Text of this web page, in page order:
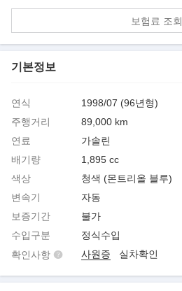
보험료 조회
기본정보
연식
1998/07 (96년형)
주행거리
89,000 km
연료
가솔린
배기량
1,895 cc
색상
청색 (몬트리올 블루)
변속기
자동
보증기간
불가
수입구분
정식수입
확인사항
사원증 실차확인